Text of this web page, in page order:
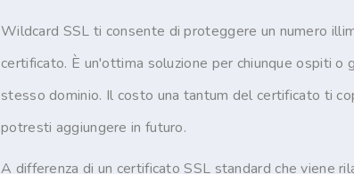
Wildcard SSL ti consente di proteggere un numero
certificato. È un'ottima soluzione per chiunque ospiti
stesso dominio. Il costo una tantum del certificato ti
potresti aggiungere in futuro.
A differenza di un certificato SSL standard che viene